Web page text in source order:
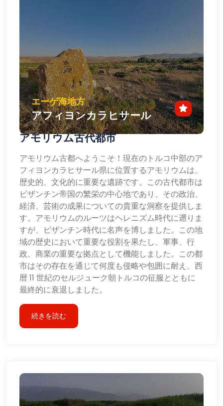
エーゲ海地方
アフィヨンカラヒサール
アモリウム古代都市
アモリウム古都へようこそ！現在のトルコ中部のア
フィヨンカラヒサール県に位置するアモリウムは、
歴史的、文化的に重要な遺跡です。この古代都市は
ビザンチン帝国の繁栄の中心地であり、その政治、
経済、芸術の成果についての貴重な洞察を提供しま
す。アモリウムのルーツはヘレニズム時代に遡りま
すが、ビザンチン時代に名声を博しました。この地
域の歴史において重要な役割を果たし、軍事、行
政、商業の重要な拠点として機能しました。この都
市はその存在を通じて何度も侵略や包囲に耐え、西
暦 11 世紀のセルジューク朝トルコの征服とともに
最終的に衰退しました。
続きを読む